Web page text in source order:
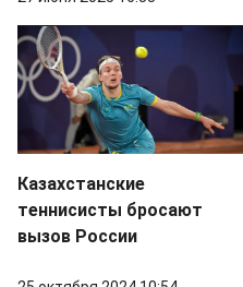
Казахстанские
теннисисты бросают
вызов России